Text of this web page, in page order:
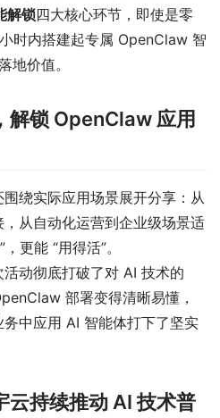
解锁四大核心环节，即使是零
时内搭建起专属 OpenClaw 智
地价值。
解锁 OpenClaw 应用
绕实际应用场景展开分享：从
从自动化运营到企业级场景适
更能 “用得活”。
动彻底打破了对 AI 技术的
部署变得清晰易懂，
中应用 AI 智能体打下了坚实
云持续推动 AI 技术普